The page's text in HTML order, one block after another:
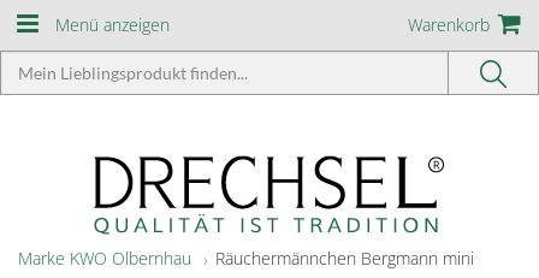
Menü anzeigen Warenkorb
Marke KWO Olbernhau Räuchermännchen Bergmann mini